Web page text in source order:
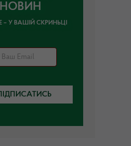
НОВИН
– У ВАШІЙ СКРИНЬЦІ